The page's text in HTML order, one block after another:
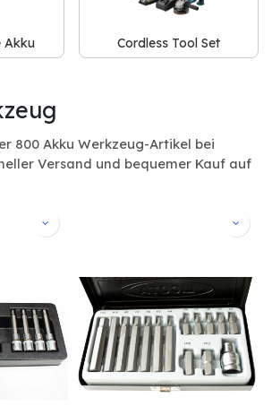
Akku Cordless Tool Set
800 Akku Werkzeug-Artikel bei
Versand und bequemer Kauf auf